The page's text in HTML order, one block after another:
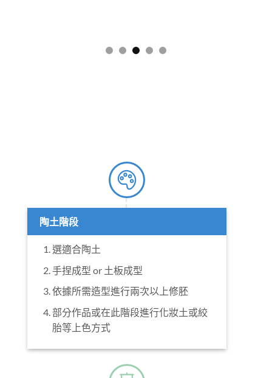
選適合陶土
手捏成型 or 土板成型
依據所需造型進行兩次以上修胚
部分作品或在此階段進行化妝土或絞
胎等上色方式